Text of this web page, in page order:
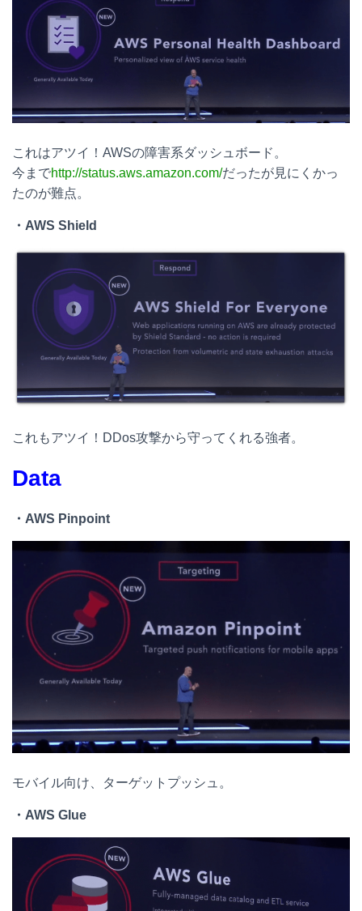
これはアツイ！AWSの障害系ダッシュボード。
今までhttp://status.aws.amazon.com/だったが見にくかっ
たのが難点。
・ AWS Shield
これもアツイ！DDos攻撃から守ってくれる強者。
Data
・ AWS Pinpoint
モバイル向け、ターゲットプッシュ。
・AWS Glue